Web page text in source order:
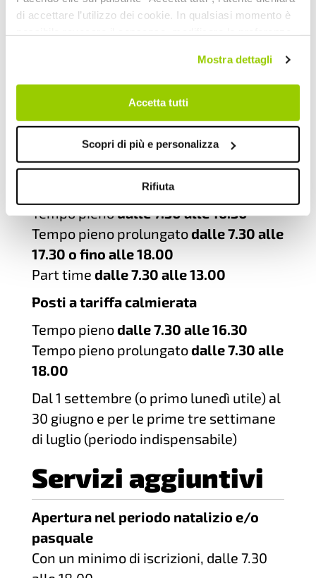
di accettare l’utilizzo dei cookie. In qualsiasi momento è
facendo clic su "Scopri di più e personalizza". Chiudendo
questa informativa con l’apposito tasto in alto a destra
continui senza accettare.
Mostra dettagli
Accetta tutti
Scopri di più e personalizza
Rifiuta
Orari di apertura
Posti convenzionati
Tempo pienodalle 7.30 alle 16.30
Tempo pieno prolungatodalle 7.30 alle
17.30 o fino alle 18.00
Part time dalle 7.30 alle 13.00
Posti a tariffa calmierata
Tempo pienodalle 7.30 alle 16.30
Tempo pieno prolungatodalle 7.30 alle
18.00
Dal 1 settembre (o primo lunedì utile) al
30 giugno e per le prime tre settimane
di luglio (periodo indispensabile)
Servizi aggiuntivi
Apertura nel periodo natalizio e/o
pasquale
Con un minimo di iscrizioni, dalle 7.30